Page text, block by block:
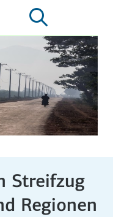
Streifzug
Regionen